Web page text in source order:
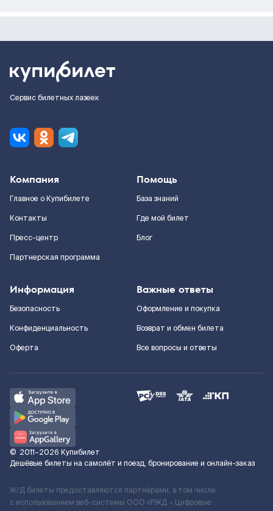
Сервис билетных лазеек
Компания
Главное о Купибилете
Контакты
Пресс-центр
Партнерская программа
Помощь
База знаний
Где мой билет
Блог
Информация
Безопасность
Конфиденциальность
Оферта
Важные ответы
Оформление и покупка
Возврат и обмен билета
Все вопросы и ответы
© 2011–2026 Купибилет
Дешёвые билеты на самолёт и поезд, бронирование и онлайн-заказ
Ж/Д билеты предоставляются партнёрами, в том числе
с использованием веб-системы ООО «РЖД – Цифровые